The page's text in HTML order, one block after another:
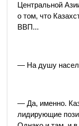
Центральной
о том, что
ВВП...
— На душу
— Да, именно.
лидирующие